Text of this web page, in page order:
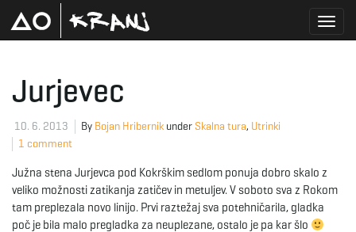
Jurjevec
10. 6. 2013 By Bojan Hribernik under Skalna tura, Utrinki
1 comment
Južna stena Jurjevca pod Kokrškim sedlom ponuja dobro skalo z
veliko možnosti zatikanja zatičev in metuljev. V soboto sva z Rokom
tam preplezala novo linijo. Prvi raztežaj sva potehničarila, gladka
poč je bila malo pregladka za neuplezane, ostalo je pa kar šlo